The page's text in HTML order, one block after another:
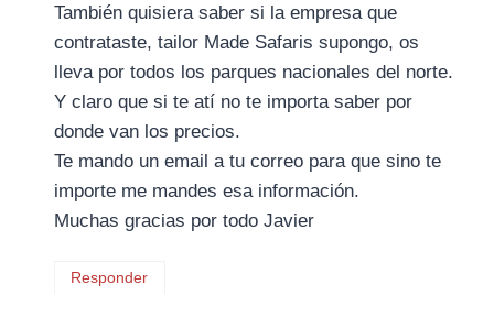
También quisiera saber si la empresa que
contrataste, tailor Made Safaris supongo, os
lleva por todos los parques nacionales del norte.
Y claro que si te atí no te importa saber por
donde van los precios.
Te mando un email a tu correo para que sino te
importe me mandes esa información.
Muchas gracias por todo Javier
Responder